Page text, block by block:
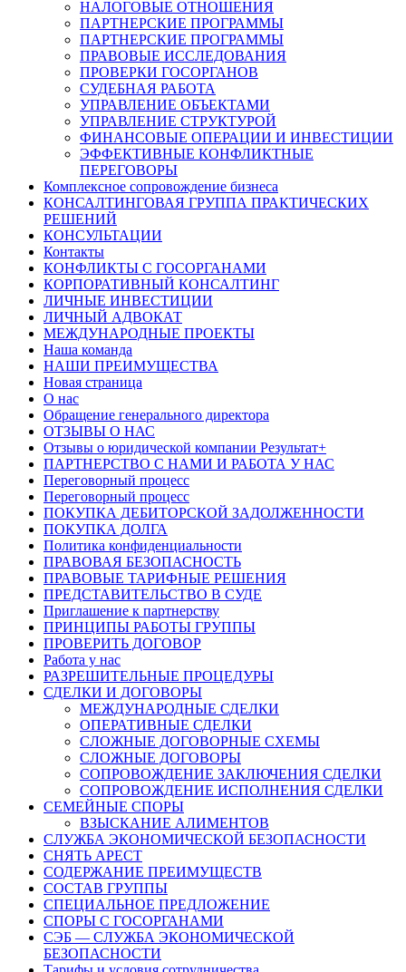
НАЛОГОВЫЕ ОТНОШЕНИЯ
ПАРТНЕРСКИЕ ПРОГРАММЫ
ПАРТНЕРСКИЕ ПРОГРАММЫ
ПРАВОВЫЕ ИССЛЕДОВАНИЯ
ПРОВЕРКИ ГОСОРГАНОВ
СУДЕБНАЯ РАБОТА
УПРАВЛЕНИЕ ОБЪЕКТАМИ
УПРАВЛЕНИЕ СТРУКТУРОЙ
ФИНАНСОВЫЕ ОПЕРАЦИИ И ИНВЕСТИЦИИ
ЭФФЕКТИВНЫЕ КОНФЛИКТНЫЕ
ПЕРЕГОВОРЫ
Комплексное сопровождение бизнеса
КОНСАЛТИНГОВАЯ ГРУППА ПРАКТИЧЕСКИХ
РЕШЕНИЙ
КОНСУЛЬТАЦИИ
Контакты
КОНФЛИКТЫ С ГОСОРГАНАМИ
КОРПОРАТИВНЫЙ КОНСАЛТИНГ
ЛИЧНЫЕ ИНВЕСТИЦИИ
ЛИЧНЫЙ АДВОКАТ
МЕЖДУНАРОДНЫЕ ПРОЕКТЫ
Наша команда
НАШИ ПРЕИМУЩЕСТВА
Новая страница
О нас
Обращение генерального директора
ОТЗЫВЫ О НАС
Отзывы о юридической компании Результат+
ПАРТНЕРСТВО С НАМИ И РАБОТА У НАС
Переговорный процесс
Переговорный процесс
ПОКУПКА ДЕБИТОРСКОЙ ЗАДОЛЖЕННОСТИ
ПОКУПКА ДОЛГА
Политика конфиденциальности
ПРАВОВАЯ БЕЗОПАСНОСТЬ
ПРАВОВЫЕ ТАРИФНЫЕ РЕШЕНИЯ
ПРЕДСТАВИТЕЛЬСТВО В СУДЕ
Приглашение к партнерству
ПРИНЦИПЫ РАБОТЫ ГРУППЫ
ПРОВЕРИТЬ ДОГОВОР
Работа у нас
РАЗРЕШИТЕЛЬНЫЕ ПРОЦЕДУРЫ
СДЕЛКИ И ДОГОВОРЫ
МЕЖДУНАРОДНЫЕ СДЕЛКИ
ОПЕРАТИВНЫЕ СДЕЛКИ
СЛОЖНЫЕ ДОГОВОРНЫЕ СХЕМЫ
СЛОЖНЫЕ ДОГОВОРЫ
СОПРОВОЖДЕНИЕ ЗАКЛЮЧЕНИЯ СДЕЛКИ
СОПРОВОЖДЕНИЕ ИСПОЛНЕНИЯ СДЕЛКИ
СЕМЕЙНЫЕ СПОРЫ
ВЗЫСКАНИЕ АЛИМЕНТОВ
СЛУЖБА ЭКОНОМИЧЕСКОЙ БЕЗОПАСНОСТИ
СНЯТЬ АРЕСТ
СОДЕРЖАНИЕ ПРЕИМУЩЕСТВ
СОСТАВ ГРУППЫ
СПЕЦИАЛЬНОЕ ПРЕДЛОЖЕНИЕ
СПОРЫ С ГОСОРГАНАМИ
СЭБ — СЛУЖБА ЭКОНОМИЧЕСКОЙ
БЕЗОПАСНОСТИ